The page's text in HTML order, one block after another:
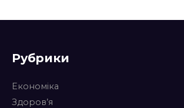
Рубрики
Економіка
Здоров’я